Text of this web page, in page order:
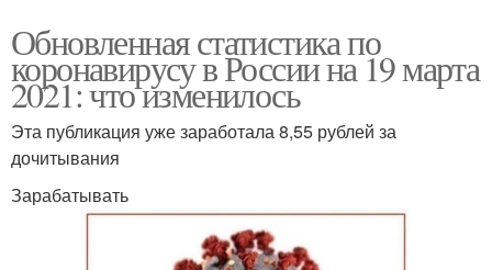
Обновленная статистика по
коронавирусу в России на 19 марта
2021: что изменилось
Эта публикация уже заработала 8,55 рублей за
дочитывания
Зарабатывать